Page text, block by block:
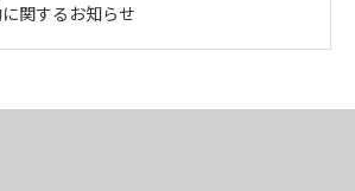
関するお知らせ